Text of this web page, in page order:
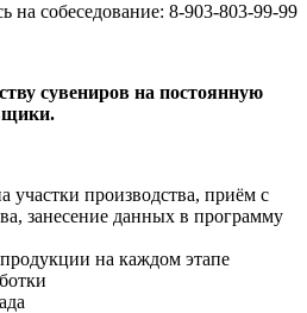
на собеседование: 8-903-803-99-99
сувениров на постоянную
участки производства, приём с
занесение данных в программу
на каждом этапе